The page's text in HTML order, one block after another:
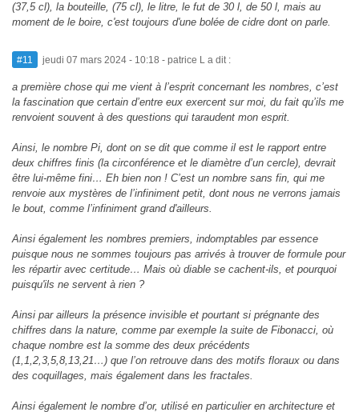
(37,5 cl), la bouteille, (75 cl), le litre, le fut de 30 l, de 50 l, mais au
moment de le boire, c'est toujours d'une bolée de cidre dont on parle.
#11 jeudi 07 mars 2024 - 10:18 - patrice L a dit :
a première chose qui me vient à l’esprit concernant les nombres, c’est
la fascination que certain d’entre eux exercent sur moi, du fait qu’ils me
renvoient souvent à des questions qui taraudent mon esprit.
Ainsi, le nombre Pi, dont on se dit que comme il est le rapport entre
deux chiffres finis (la circonférence et le diamètre d’un cercle), devrait
être lui-même fini… Eh bien non ! C’est un nombre sans fin, qui me
renvoie aux mystères de l’infiniment petit, dont nous ne verrons jamais
le bout, comme l’infiniment grand d'ailleurs.
Ainsi également les nombres premiers, indomptables par essence
puisque nous ne sommes toujours pas arrivés à trouver de formule pour
les répartir avec certitude… Mais où diable se cachent-ils, et pourquoi
puisqu'ils ne servent à rien ?
Ainsi par ailleurs la présence invisible et pourtant si prégnante des
chiffres dans la nature, comme par exemple la suite de Fibonacci, où
chaque nombre est la somme des deux précédents
(1,1,2,3,5,8,13,21…) que l’on retrouve dans des motifs floraux ou dans
des coquillages, mais également dans les fractales.
Ainsi également le nombre d’or, utilisé en particulier en architecture et